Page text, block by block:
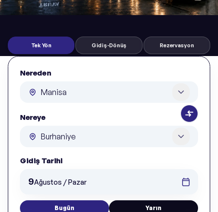
Tek Yön Gidiş-Dönüş Rezervasyon
Nereden
Nereye
Gidiş Tarihi
9Ağustos / Pazar
Bugün Yarın